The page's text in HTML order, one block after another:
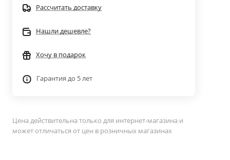
Рассчитать доставку
Нашли дешевле?
Хочу в подарок
Гарантия до 5 лет
Цена действительна только для интернет-магазина и
может отличаться от цен в розничных магазинах